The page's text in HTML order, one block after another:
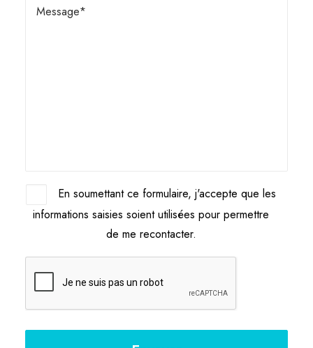
En soumettant ce formulaire, j'accepte que les
informations saisies soient utilisées pour permettre
de me recontacter.